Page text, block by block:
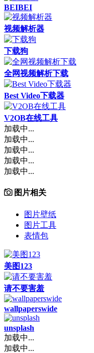
BEIBEI
视频解析器
下载狗
全网视频解析下载
Best Video下载器
V2OB在线工具
加载中...
加载中...
加载中...
加载中...
加载中...
图片相关
图片壁纸
图片工具
表情包
美图123
请不要害羞
wallpaperswide
unsplash
加载中...
加载中...